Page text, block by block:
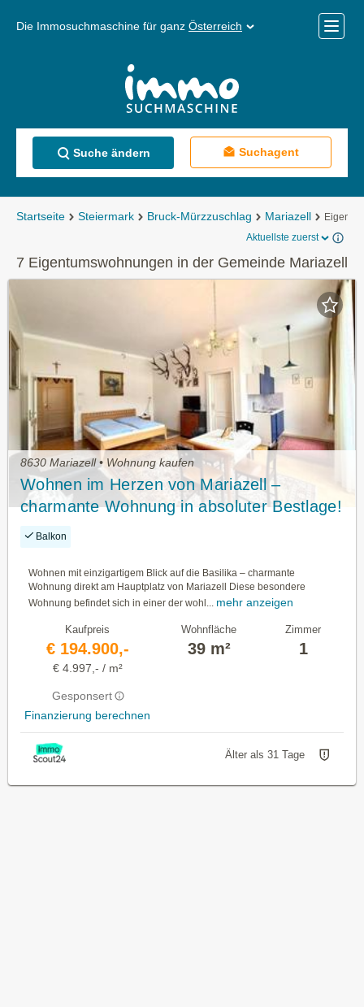
Die Immosuchmaschine für ganz Österreich
Menü
Suche ändern Suchagent
Startseite Steiermark Bruck-Mürzzuschlag Mariazell
Aktuellste zuerst
7 Eigentumswohnungen in der Gemeinde Mariazell
8630 Mariazell • Wohnung kaufen
Wohnen im Herzen von Mariazell –
charmante Wohnung in absoluter Bestlage!
Balkon
Wohnen mit einzigartigem Blick auf die Basilika – charmante
Wohnung direkt am Hauptplatz von Mariazell Diese besondere
Wohnung befindet sich in einer der wohl...
mehr anzeigen
Kaufpreis
€ 194.900,-
€ 4.997,- / m²
Gesponsert
Finanzierung berechnen
Wohnfläche
39 m²
Zimmer
1
Älter als 31 Tage